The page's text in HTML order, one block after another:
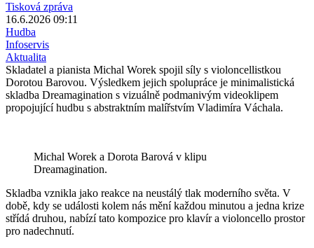
Tisková zpráva
16.6.2026 09:11
Hudba
Infoservis
Aktualita
Skladatel a pianista Michal Worek spojil síly s violoncellistkou
Dorotou Barovou. Výsledkem jejich spolupráce je minimalistická
skladba Dreamagination s vizuálně podmanivým videoklipem
propojující hudbu s abstraktním malířstvím Vladimíra Váchala.
Michal Worek a Dorota Barová v klipu
Dreamagination.
Skladba vznikla jako reakce na neustálý tlak moderního světa. V
době, kdy se události kolem nás mění každou minutou a jedna krize
střídá druhou, nabízí tato kompozice pro klavír a violoncello prostor
pro nadechnutí.